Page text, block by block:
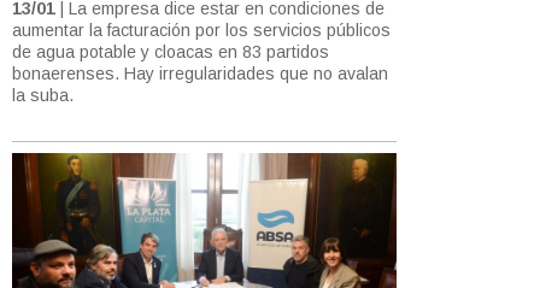
13/01 | La empresa dice estar en condiciones de
aumentar la facturación por los servicios públicos
de agua potable y cloacas en 83 partidos
bonaerenses. Hay irregularidades que no avalan
la suba.